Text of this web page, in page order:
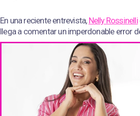
En una reciente entrevista, Nelly Rossinelli
llega a comentar un imperdonable error